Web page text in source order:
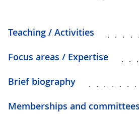
Teaching / Activities
Focus areas / Expertise
Brief biography
Memberships and committees